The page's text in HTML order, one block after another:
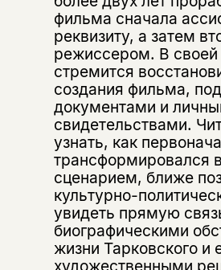
фильма сначала
реквизиту, а затем
режиссером. В своей
стремится
создания фильма,
документами и
свидетельствами.
узнать, как
трансформировался
сценарием, ближе
культурно-
увидеть прямую
биографическими
жизни Тарковского и
художественными